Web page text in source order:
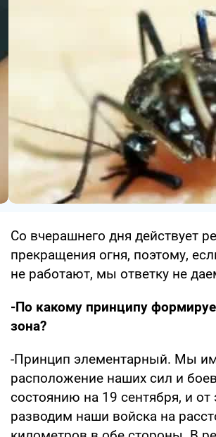
Со вчерашнего дня действует
прекращения огня, поэтому,
не работают, мы ответку не
-По какому принципу
зона?
-Принцип элементарный. Мы
расположение наших сил и
состоянию на 19 сентября, и от
разводим наши войска на